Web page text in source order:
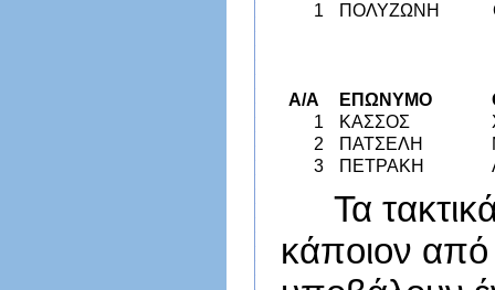
1
ΠΟΛΥΖΩΝΗ
Α/Α ΕΠΩΝΥΜΟ
1
ΚΑΣΣΟΣ
2
ΠΑΤΣΕΛΗ
3
ΠΕΤΡΑΚΗ
Τα
κάποιον